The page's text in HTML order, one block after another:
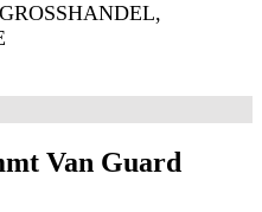
Van Guard